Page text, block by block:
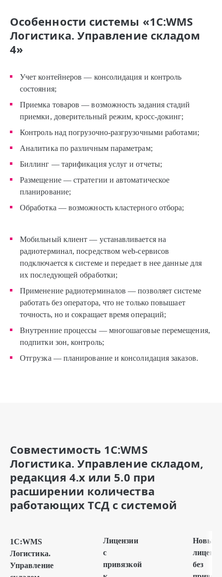
Особенности системы «1С:WMS
Логистика. Управление складом
4»
Учет контейнеров — консолидация и контроль
состояния;
Приемка товаров — возможность задания стадий
приемки, доверительный режим, кросс-докинг;
Контроль над погрузочно-разгрузочными работами;
Аналитика по различным параметрам;
Биллинг — тарификация услуг и отчеты;
Размещение — стратегии и автоматическое
планирование;
Обработка — возможность кластерного отбора;
Мобильный клиент — устанавливается на
радиотерминал, посредством web-сервисов
подключается к системе и передает в нее данные для
их последующей обработки;
Применение радиотерминалов — позволяет системе
работать без оператора, что не только повышает
точность, но и сокращает время операций;
Внутренние процессы — многошаговые перемещения,
подпитки зон, контроль;
Отгрузка — планирование и консолидация заказов.
Совместимость 1С:WMS
Логистика. Управление складом,
редакция 4.х или 5.0 при
расширении количества
работающих ТСД с системой
1С:WMS
Логистика.
Управление
Лицензии
с
привязкой
Новые
без